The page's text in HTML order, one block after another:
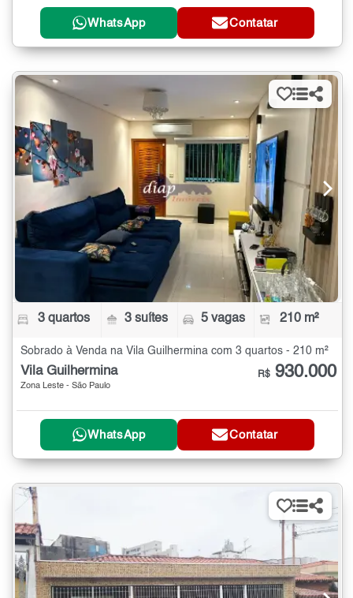
WhatsApp Contatar
3 quartos 3 suítes 5 vagas 210 m²
Sobrado à Venda na Vila Guilhermina com 3 quartos - 210 m²
Vila Guilhermina
Zona Leste - São Paulo
R$ 930.000
WhatsApp Contatar